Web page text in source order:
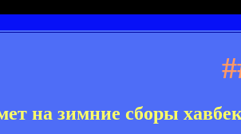
на зимние сборы